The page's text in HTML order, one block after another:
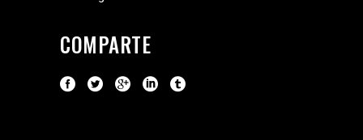
COMPARTE